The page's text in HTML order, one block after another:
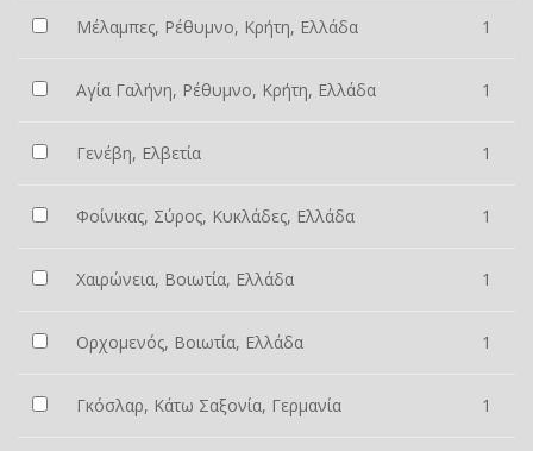
Μέλαμπες, Ρέθυμνο, Κρήτη, Ελλάδα 1
Αγία Γαλήνη, Ρέθυμνο, Κρήτη, Ελλάδα 1
Γενέβη, Ελβετία 1
Φοίνικας, Σύρος, Κυκλάδες, Ελλάδα 1
Χαιρώνεια, Βοιωτία, Ελλάδα 1
Ορχομενός, Βοιωτία, Ελλάδα 1
Γκόσλαρ, Κάτω Σαξονία, Γερμανία 1